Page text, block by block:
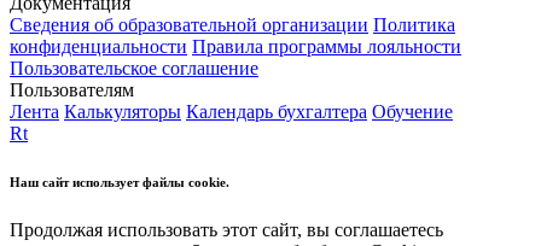
Сведения об образовательной организации Политика
конфиденциальности Правила программы лояльности
Пользовательское соглашение
Пользователям
Лента Калькуляторы Календарь бухгалтера Обучение
Rt
Наш сайт использует файлы cookie.
Продолжая использовать этот сайт, вы соглашаетесь